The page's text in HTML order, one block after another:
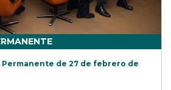
Permanente de 27 de febrero de